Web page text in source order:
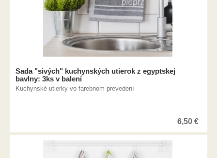
Sada "sivých" kuchynských utierok z egyptskej
bavlny: 3ks v balení
Kuchynské utierky vo farebnom prevedení
6,50 €